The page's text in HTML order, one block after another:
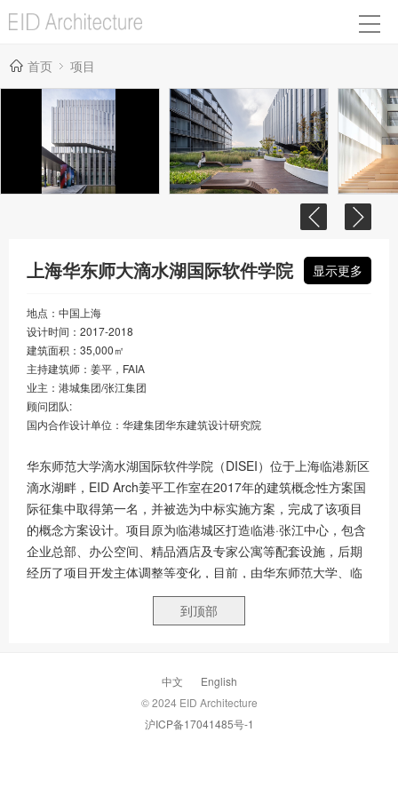
首页 项目
上海华东师大滴水湖国际软件学院 显示更多
地点：中国上海
设计时间：2017-2018
建筑面积：35,000㎡
主持建筑师：姜平，FAIA
业主： 港城集团/张江集团
顾问团队:
国内合作设计单位：华建集团华东建筑设计研究院
华东师范大学滴水湖国际软件学院（DISEI）位于上海临港新区
滴水湖畔，EID Arch姜平工作室在2017年的建筑概念性方案国
际征集中取得第一名，并被选为中标实施方案，完成了该项目
的概念方案设计。项目原为临港城区打造临港·张江中心，包含
企业总部、办公空间、精品酒店及专家公寓等配套设施，后期
经历了项目开发主体调整等变化，目前，由华东师范大学、临
港新片区管理委员会、港城集团三方共建的华东师范大学滴水
湖国际软件学院迎来师生入驻。
目以及“滴水湖AI创新港”的重要组成部分，项目集教学、产研、
生活功能为一体。在临港新城一期控制性详细规划的基础上，
方案充分回应基地特质，创造出以人文尺度为核心的院落围合
到顶部
中文
English
© 2024 EID Architecture
沪ICP备17041485号-1